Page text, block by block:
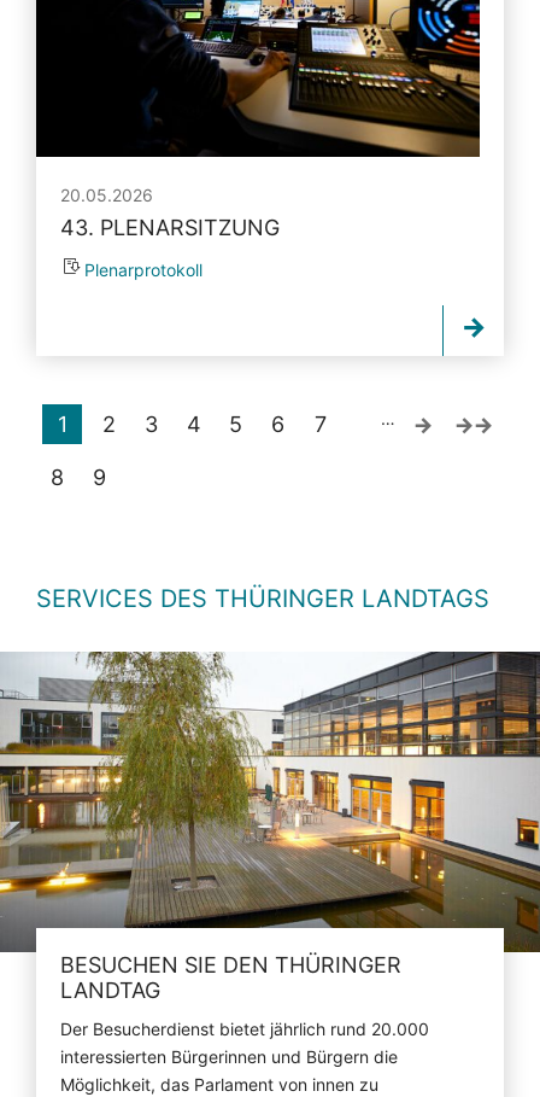
20.05.2026
43. PLENARSITZUNG
Plenarprotokoll
1 2 3 4 5 6 7
8 9
…
SERVICES DES THÜRINGER LANDTAGS
BESUCHEN SIE DEN THÜRINGER
LANDTAG
Der Besucherdienst bietet jährlich rund 20.000
interessierten Bürgerinnen und Bürgern die
Möglichkeit, das Parlament von innen zu